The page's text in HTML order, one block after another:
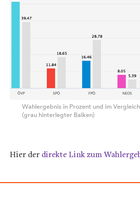
Wahlergebnis in Prozent und im
(grau hinterlegter Balken)
Hier der direkte Link zum